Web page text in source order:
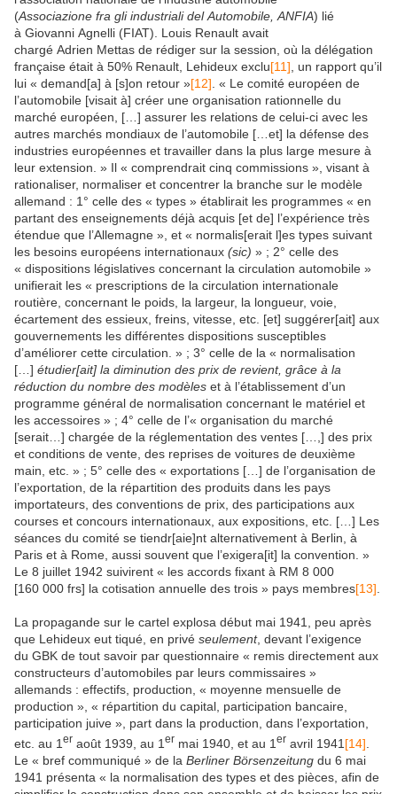
(Associazione fra gli industriali del Automobile, ANFIA) lié
à Giovanni Agnelli (FIAT). Louis Renault avait
chargé Adrien Mettas de rédiger sur la session, où la délégation
française était à 50% Renault, Lehideux exclu[11] , un rapport qu’il
lui « demand[a] à [s]on retour »[12] . « Le comité européen de
l’automobile [visait à] créer une organisation rationnelle du
marché européen, […] assurer les relations de celui-ci avec les
autres marchés mondiaux de l’automobile […et] la défense des
industries européennes et travailler dans la plus large mesure à
leur extension. » Il « comprendrait cinq commissions », visant à
rationaliser, normaliser et concentrer la branche sur le modèle
allemand : 1° celle des « types » établirait les programmes « en
partant des enseignements déjà acquis [et de] l’expérience très
étendue que l’Allemagne », et « normalis[erait l]es types suivant
les besoins européens internationaux (sic) » ; 2° celle des
« dispositions législatives concernant la circulation automobile »
unifierait les « prescriptions de la circulation internationale
routière, concernant le poids, la largeur, la longueur, voie,
écartement des essieux, freins, vitesse, etc. [et] suggérer[ait] aux
gouvernements les différentes dispositions susceptibles
d’améliorer cette circulation. » ; 3° celle de la « normalisation
[…] étudier[ait] la diminution des prix de revient, grâce à la
réduction du nombre des modèles et à l’établissement d’un
programme général de normalisation concernant le matériel et
les accessoires » ; 4° celle de l’« organisation du marché
[serait…] chargée de la réglementation des ventes […,] des prix
et conditions de vente, des reprises de voitures de deuxième
main, etc. » ; 5° celle des « exportations […] de l’organisation de
l’exportation, de la répartition des produits dans les pays
importateurs, des conventions de prix, des participations aux
courses et concours internationaux, aux expositions, etc. […] Les
séances du comité se tiendr[aie]nt alternativement à Berlin, à
Paris et à Rome, aussi souvent que l’exigera[it] la convention. »
Le 8 juillet 1942 suivirent « les accords fixant à RM 8 000
[160 000 frs] la cotisation annuelle des trois » pays membres[13]
La propagande sur le cartel explosa début mai 1941, peu après
que Lehideux eut tiqué, en privé seulement, devant l’exigence
du GBK de tout savoir par questionnaire « remis directement aux
constructeurs d’automobiles par leurs commissaires »
allemands : effectifs, production, « moyenne mensuelle de
production », « répartition du capital, participation bancaire,
participation juive », part dans la production, dans l’exportation,
etc. au 1 er août 1939, au 1 er mai 1940, et au 1 er avril 1941 [14]
Le « bref communiqué » de la Berliner Börsenzeitung du 6 mai
1941 présenta « la normalisation des types et des pièces, afin de